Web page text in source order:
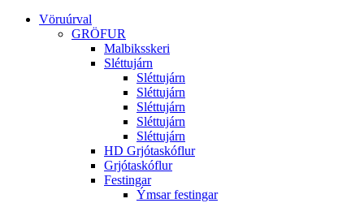
Vöruúrval
GRÖFUR
Malbiksskeri
Sléttujárn
Sléttujárn
Sléttujárn
Sléttujárn
Sléttujárn
Sléttujárn
HD Grjótaskóflur
Grjótaskóflur
Festingar
Ýmsar festingar